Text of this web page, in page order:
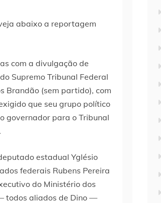
abaixo a reportagem
com a divulgação de
Supremo Tribunal Federal
Brandão (sem partido), com
que seu grupo político
governador para o Tribunal
estadual Yglésio
federais Rubens Pereira
do Ministério dos
todos aliados de Dino —